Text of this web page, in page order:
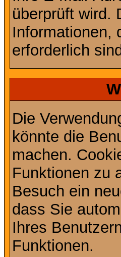
überprüft wird.
Informationen,
erforderlich
Die
könnte die
machen.
Funktionen zu
Besuch ein
dass Sie
Ihres
Funktionen.